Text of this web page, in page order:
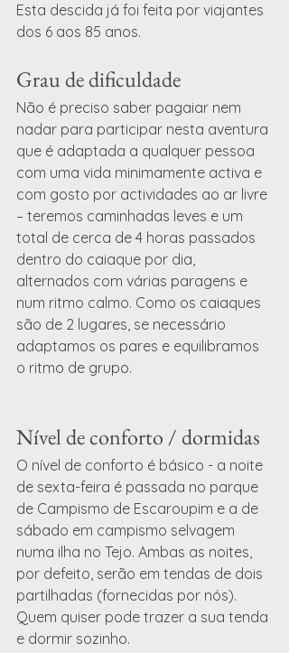
Esta descida já foi feita por viajantes
dos 6 aos 85 anos.
Grau de dificuldade
Não é preciso saber pagaiar nem
nadar para participar nesta aventura
que é adaptada a qualquer pessoa
com uma vida minimamente activa e
com gosto por actividades ao ar livre
– teremos caminhadas leves e um
total de cerca de 4 horas passados
dentro do caiaque por dia,
alternados com várias paragens e
num ritmo calmo. Como os caiaques
são de 2 lugares, se necessário
adaptamos os pares e equilibramos
o ritmo de grupo.
Nível de conforto / dormidas
O nível de conforto é básico - a noite
de sexta-feira é passada no parque
de Campismo de Escaroupim e a de
sábado em campismo selvagem
numa ilha no Tejo. Ambas as noites,
por defeito, serão em tendas de dois
partilhadas (fornecidas por nós).
Quem quiser pode trazer a sua tenda
e dormir sozinho.